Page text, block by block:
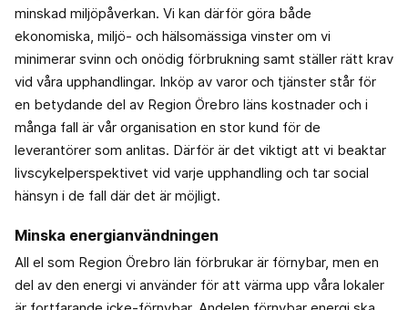
minskad miljöpåverkan. Vi kan därför göra både
ekonomiska, miljö- och hälsomässiga vinster om vi
minimerar svinn och onödig förbrukning samt ställer rätt krav
vid våra upphandlingar. Inköp av varor och tjänster står för
en betydande del av Region Örebro läns kostnader och i
många fall är vår organisation en stor kund för de
leverantörer som anlitas. Därför är det viktigt att vi beaktar
livscykelperspektivet vid varje upphandling och tar social
hänsyn i de fall där det är möjligt.
Minska energianvändningen
All el som Region Örebro län förbrukar är förnybar, men en
del av den energi vi använder för att värma upp våra lokaler